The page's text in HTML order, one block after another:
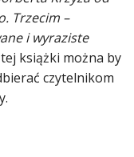
Trzecim –
i wyraziste
książki można by
czytelnikom